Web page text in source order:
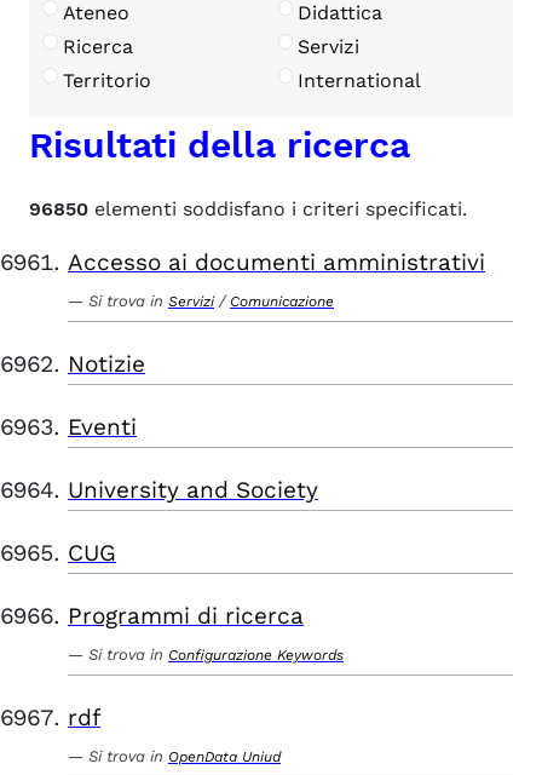
Ateneo
Didattica
Ricerca
Servizi
Territorio
International
Risultati della ricerca
96850 elementi soddisfano i criteri specificati.
Accesso ai documenti amministrativi
Si trova in Servizi / Comunicazione
Notizie
Eventi
University and Society
CUG
Programmi di ricerca
Si trova in Configurazione Keywords
rdf
Si trova in OpenData Uniud